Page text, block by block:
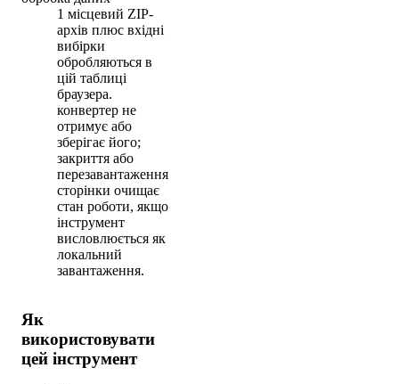
1 місцевий ZIP-
архів плюс вхідні
вибірки
обробляються в
цій таблиці
браузера.
конвертер не
отримує або
зберігає його;
закриття або
перезавантаження
сторінки очищає
стан роботи, якщо
інструмент
висловлюється як
локальний
завантаження.
Як
використовувати
цей інструмент